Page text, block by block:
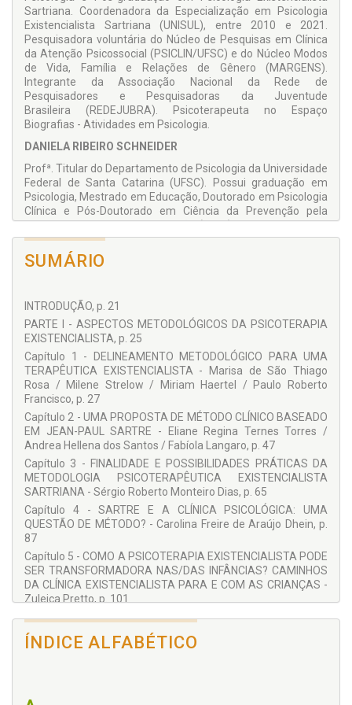
para a prática de um mundo humano de relações concretas
e sentido existencial.
Esta é uma obra que assinala uma comunidade de
psicoterapeutas existencialistas, de prática clínica
cientificamente sólida, e que deve tornar-se referência
convidativa para profissionais e público em geral.
Profº André Barata
Universidade Beira Rio, Portugal
Sartriana. Coordenadora da Especialização em Psicologia
Existencialista Sartriana (UNISUL), entre 2010 e 2021.
Pesquisadora voluntária do Núcleo de Pesquisas em Clínica
da Atenção Psicossocial (PSICLIN/UFSC) e do Núcleo Modos
de Vida, Família e Relações de Gênero (MARGENS).
Integrante da Associação Nacional da Rede de
Pesquisadores e Pesquisadoras da Juventude
Brasileira (REDEJUBRA). Psicoterapeuta no Espaço
Biografias - Atividades em Psicologia.
DANIELA RIBEIRO SCHNEIDER
Profª. Titular do Departamento de Psicologia da Universidade
Federal de Santa Catarina (UFSC). Possui graduação em
Psicologia, Mestrado em Educação, Doutorado em Psicologia
Clínica e Pós-Doutorado em Ciência da Prevenção pela
Universitat de València – España (2012) e na University of
Miami – USA (2019). Seus trabalhos se desenvolvem
principalmente com ênfase em Tratamento e Prevenção
Psicológica, voltando-se para estudos dos problemas
promoção da saúde, e Rede de Atenção Psicossocial. É
especialista na obra do filósofo Jean-Paul Sartre, com várias
publicações sobre psicologia e clínica existencialista.
Coordenadora do Grupo de Pesquisa do CNPQ “Clínica da
Atenção Psicossocial e Uso de Álcool e Outras Drogas”.
Coordenadora do PSICLIN/UFSC.
MILENE STRELOW
Professora do Curso de Psicologia da Faculdade UniSociesc
de Jaraguá do Sul - SC. Psicoterapeuta clínica existencialista.
Orientadora em Metodologia da Psicoterapia NEXIS
Blumenau-SC. Psicóloga formada pela Universidade
Regional de Blumenau (2001), formação em Psicologia
Clínica Existencialista junto ao Núcleo Castor – NUCA (2000-
2004), Mestre em Psicologia pela Universidade Federal de
Santa Catarina (2016), Doutoranda em Psicologia na UFSC.
Integrante do Núcleo de Pesquisas em Clínica da Atenção
Psicossocial (PSICLIN/UFSC).
TÂNIA MARIS GRIGOLO
Doutora em Psicologia Clínica e Cultura pela Universidade de
Brasília (UnB), Mestre em Sociologia Política (UFSC) na área
Saúde e Sociedade, e Especialista em Saúde Mental Coletiva
(UFSM). Atua como Psicóloga Clínica em saúde mental e
SUMÁRIO
INTRODUÇÃO, p. 21
PARTE I - ASPECTOS METODOLÓGICOS DA PSICOTERAPIA
EXISTENCIALISTA, p. 25
Capítulo 1 - DELINEAMENTO METODOLÓGICO PARA UMA
TERAPÊUTICA EXISTENCIALISTA - Marisa de São Thiago
Rosa / Milene Strelow / Miriam Haertel / Paulo Roberto
Francisco, p. 27
Capítulo 2 - UMA PROPOSTA DE MÉTODO CLÍNICO BASEADO
EM JEAN-PAUL SARTRE - Eliane Regina Ternes Torres /
Andrea Hellena dos Santos / Fabíola Langaro, p. 47
Capítulo 3 - FINALIDADE E POSSIBILIDADES PRÁTICAS DA
METODOLOGIA PSICOTERAPÊUTICA EXISTENCIALISTA
SARTRIANA - Sérgio Roberto Monteiro Dias, p. 65
Capítulo 4 - SARTRE E A CLÍNICA PSICOLÓGICA: UMA
QUESTÃO DE MÉTODO? - Carolina Freire de Araújo Dhein, p.
87
Capítulo 5 - COMO A PSICOTERAPIA EXISTENCIALISTA PODE
SER TRANSFORMADORA NAS/DAS INFÂNCIAS? CAMINHOS
DA CLÍNICA EXISTENCIALISTA PARA E COM AS CRIANÇAS -
Zuleica Pretto, p. 101
Capítulo 6 - PSICOTERAPIA ON-LINE: ENQUADRAMENTO
SITUACIONAL-RELACIONAL E TEMPORAL COMO
METODOLOGIA DE TELESSAÚDE NA CLÍNICA
ÍNDICE ALFABÉTICO